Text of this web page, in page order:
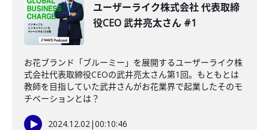
ユーザーライク株式会社 代表取締
役CEO 武井亮太さん #1
お花ブランド「ブルーミー」を展開するユーザーライク株
式会社代表取締役CEOの武井亮太さん第1回。もともとは
教師を目指していた武井さんがお花業界で起業したそのモ
チベーションとは？
2024.12.02|00:10:46